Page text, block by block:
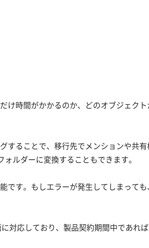
時間がかかるのか、どのオブジェク
ることで、移行先でメンションや共
ルダーに変換することもできます。
す。もしエラーが発生してしまって
応しており、製品契約期間中であれ